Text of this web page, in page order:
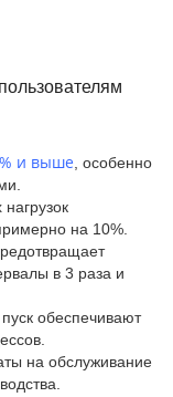
и выше , особенно
на 10%.
в 3 раза и
обеспечивают
на обслуживание